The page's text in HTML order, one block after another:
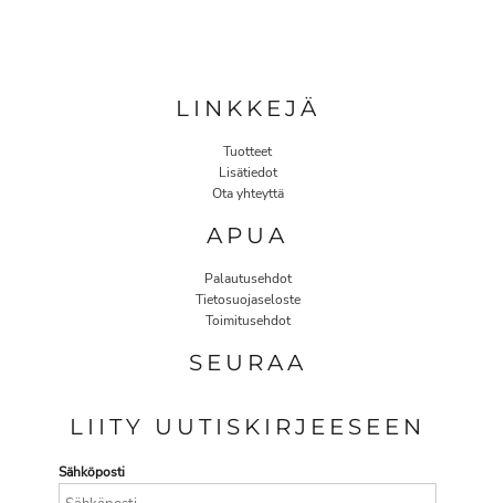
LINKKEJÄ
Tuotteet
Lisätiedot
Ota yhteyttä
APUA
Palautusehdot
Tietosuojaseloste
Toimitusehdot
SEURAA
LIITY UUTISKIRJEESEEN
Sähköposti